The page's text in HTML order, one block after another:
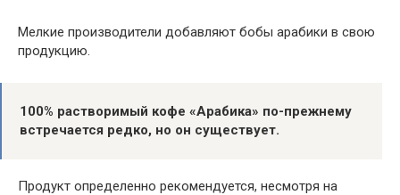
Мелкие производители добавляют бобы арабики в свою
продукцию.
100% растворимый кофе «Арабика» по-прежнему
встречается редко, но он существует.
Продукт определенно рекомендуется, несмотря на